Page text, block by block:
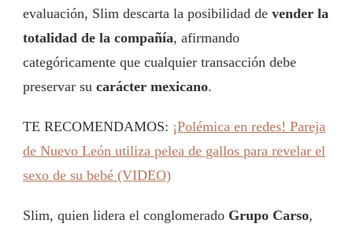
evaluación, Slim descarta la posibilidad de vender la
totalidad de la compañía, afirmando
categóricamente que cualquier transacción debe
preservar su carácter mexicano.
TE RECOMENDAMOS: ¡Polémica en redes! Pareja
de Nuevo León utiliza pelea de gallos para revelar el
sexo de su bebé (VIDEO)
Slim, quien lidera el conglomerado Grupo Carso,